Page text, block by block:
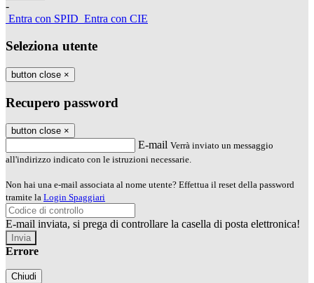
-
Entra con SPID Entra con CIE
Seleziona utente
button close ×
Recupero password
button close ×
E-mail Verrà inviato un messaggio
all'indirizzo indicato con le istruzioni necessarie.
Non hai una e-mail associata al nome utente? Effettua il reset della password
tramite la Login Spaggiari
E-mail inviata, si prega di controllare la casella di posta elettronica!
Errore
Chiudi